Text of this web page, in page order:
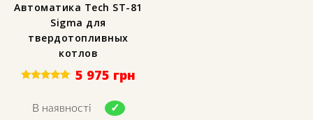
Автоматика Tech ST-81
Sigma для
твердотопливных
котлов
out of 5
5 975 грн
В наявності